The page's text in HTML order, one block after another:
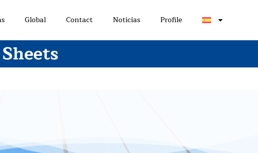
Global Contact Noticias Profile